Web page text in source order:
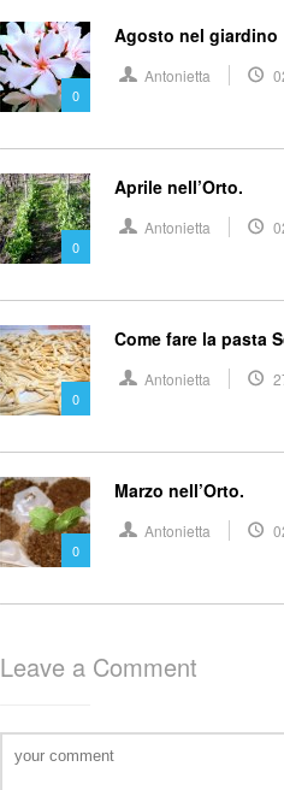
0
Agosto nel giardino
Antonietta
0
Aprile nell’Orto.
Antonietta
0
Come fare la pasta
Antonietta
0
Marzo nell’Orto.
Antonietta
Leave a Comment